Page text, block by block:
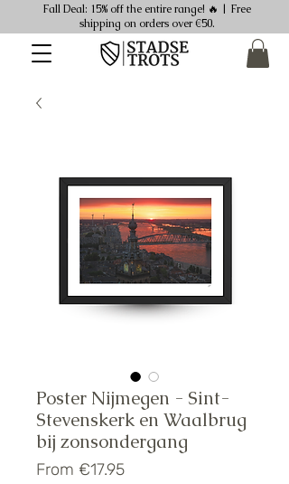
Fall Deal: 15% off the entire range! 🔥 | Free
shipping on orders over €50.
Poster Nijmegen - Sint-
Stevenskerk en Waalbrug
bij zonsondergang
From €17.95Sale